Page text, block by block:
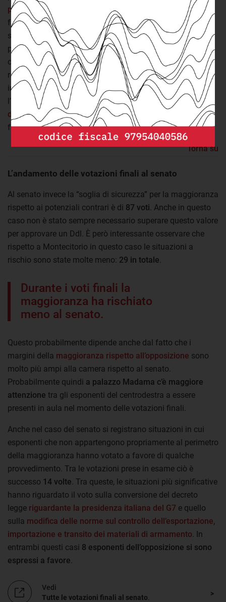
produzione di carne coltivata(approvata con 159 voti
favorevoli, inclusi 4 provenienti dall’opposizione), quello
sulla
legge contro il deturpamento dei beni culturali
pensata per perseguire i manifestanti per la lotta al
cambiamento climatico (138 voti favorevoli), quello sulla
ratifica dell’
accordo Italia-Albaniain materia di
immigrazione (155 favorevoli) e quello riguardante
l’istituzione dellacommissione d’inchiesta sulla gestione
dell’emergenza Covid (132) che ha visto, tra gli altri, i voti
favorevoli degli esponenti diItalia viva.
Torna su
L’andamento delle votazioni finali al senato
Al senato invece la “soglia di sicurezza” per la maggioranza
rispetto ai potenziali contrari è di 87 voti . Anche in questo
caso non è stato sempre necessario superare questo valore
per approvare un Ddl. È però interessante osservare che
rispetto a Montecitorio in questo caso le situazioni a
rischio sono state molte meno: 29 in totale
Durante i voti finali la
maggioranza ha rischiato
meno al senato.
Questo probabilmente dipende anche dal fatto che i
margini della maggioranza rispetto all’opposizione sono
molto più ampi alla camera rispetto al senato.
Probabilmente quindi a palazzo Madama c’è maggiore
attenzione tra gli esponenti del centrodestra a essere
presenti in aula nel momento delle votazioni finali.
Anche nel caso del senato si registrano situazioni in cui
esponenti che non appartengono propriamente al perimetro
della maggioranza hanno votato a favore di qualche
provvedimento. Tra le votazioni prese in esame ciò è
successo 14 volte . Tra queste, le situazioni più significative
hanno riguardato il voto sulla conversione del decreto
legge riguardante la presidenza italiana del G7 e quello
sulla modifica delle norme sul controllo dell’esportazione,
importazione e transito dei materiali di armamento . In
entrambi questi casi 8 esponenti dell’opposizione si sono
espressi a favore
Vedi
Tutte le votazioni finali al senato